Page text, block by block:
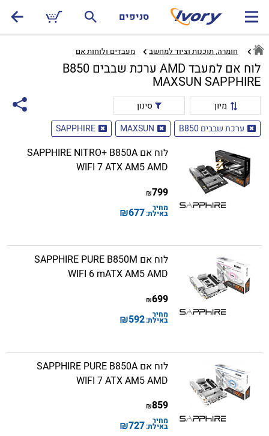
סניפים
חומרה, תוכנות וציוד למחשב מעבדים ולוחות אם‏
לוח אם למעבד AMD ערכת שבבים B850
MAXSUN SAPPHIRE
מיון
סינון
ערכת שבבים B850
MAXSUN
SAPPHIRE
לוח אם SAPPHIRE NITRO+ B850A
WIFI 7 ATX AM5 AMD
799
₪
מחיר
באילת:677
₪
לוח אם SAPPHIRE PURE B850M
WIFI 6 mATX AM5 AMD
699
₪
מחיר
באילת:592
₪
לוח אם SAPPHIRE PURE B850A
WIFI 7 ATX AM5 AMD
859
₪
מחיר
באילת:727
₪